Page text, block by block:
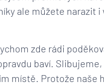
ale můžete narazit i
zde rádi
baví. Slibujeme,
místě. Protože naše